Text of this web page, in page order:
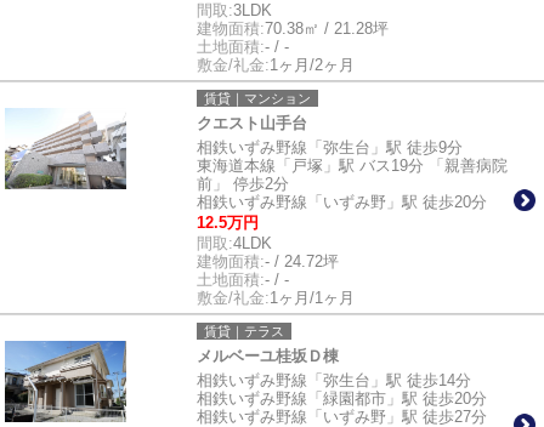
間取:3LDK
建物面積:70.38㎡ / 21.28坪
土地面積:- / -
敷金/礼金:1ヶ月/2ヶ月
賃貸｜マンション
クエスト山手台
相鉄いずみ野線「弥生台」駅 徒歩9分
東海道本線「戸塚」駅 バス19分 「親善病院
前」 停歩2分
相鉄いずみ野線「いずみ野」駅 徒歩20分
12.5万円
間取:4LDK
建物面積:- / 24.72坪
土地面積:- / -
敷金/礼金:1ヶ月/1ヶ月
賃貸｜テラス
メルベーユ桂坂Ｄ棟
相鉄いずみ野線「弥生台」駅 徒歩14分
相鉄いずみ野線「緑園都市」駅 徒歩20分
相鉄いずみ野線「いずみ野」駅 徒歩27分